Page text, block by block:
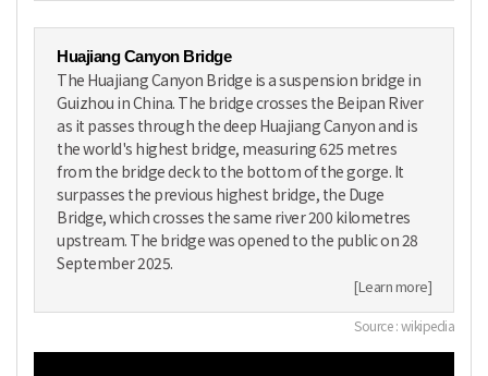
Huajiang Canyon Bridge
The Huajiang Canyon Bridge is a suspension bridge in
Guizhou in China. The bridge crosses the Beipan River
as it passes through the deep Huajiang Canyon and is
the world's highest bridge, measuring 625 metres
from the bridge deck to the bottom of the gorge. It
surpasses the previous highest bridge, the Duge
Bridge, which crosses the same river 200 kilometres
upstream. The bridge was opened to the public on 28
September 2025.
[Learn more]
Source : wikipedia